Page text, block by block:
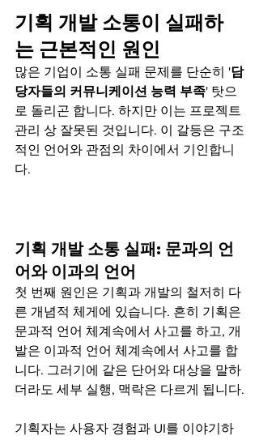
기획 개발 소통이 실패하
는 근본적인 원인
많은 기업이 소통 실패 문제를 단순히 '담
당자들의 커뮤니케이션 능력 부족' 탓으
로 돌리곤 합니다. 하지만 이는 프로젝트
관리 상 잘못된 것입니다. 이 갈등은 구조
적인 언어와 관점의 차이에서 기인합니
다.
기획 개발 소통 실패: 문과의 언
어와 이과의 언어
첫 번째 원인은 기획과 개발의 철저히 다
른 개념적 체게에 있습니다. 흔히 기획은
문과적 언어 체계속에서 사고를 하고, 개
발은 이과적 언어 체계속에서 사고를 합
니다. 그러기에 같은 단어와 대상을 말하
더라도 세부 실행, 맥락은 다르게 됩니다.
기획자는 사용자 경험과 UI를 이야기하